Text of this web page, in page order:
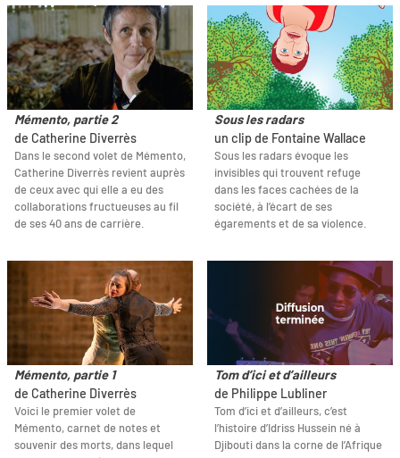
Mémento, partie 2
de Catherine Diverrès
Dans le second volet de Mémento,
Catherine Diverrès revient auprès
de ceux avec qui elle a eu des
collaborations fructueuses au fil
de ses 40 ans de carrière.
Sous les radars
un clip de Fontaine Wallace
Sous les radars évoque les
invisibles qui trouvent refuge
dans les faces cachées de la
société, à l’écart de ses
égarements et de sa violence.
Mémento, partie 1
de Catherine Diverrès
Voici le premier volet de
Mémento, carnet de notes et
souvenir des morts, dans lequel
Tom d’ici et d’ailleurs
de Philippe Lubliner
Tom d’ici et d’ailleurs, c’est
l’histoire d’Idriss Hussein né à
Djibouti dans la corne de l’Afrique